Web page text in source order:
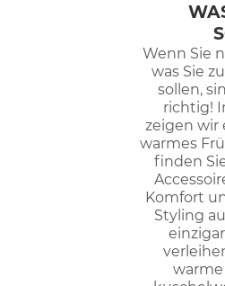
Wenn Sie
was Sie
sollen,
richtig!
zeigen wir
warmes
finden
Komfort
Styling